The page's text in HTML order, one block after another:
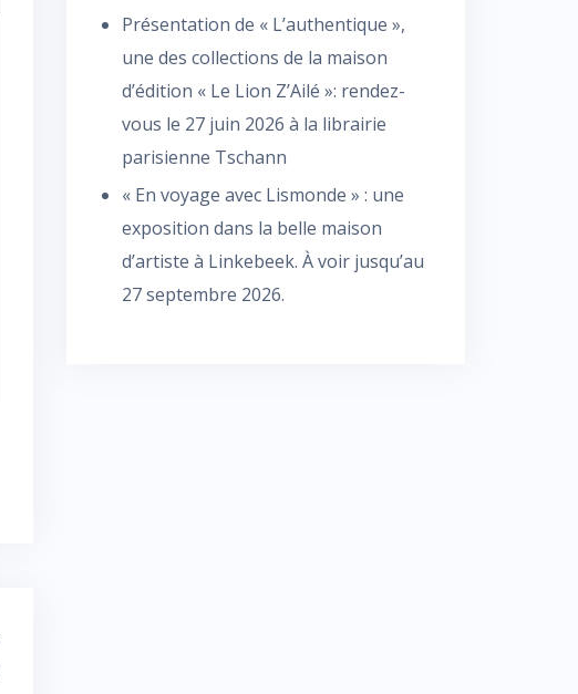
Présentation de « L’authentique »,
une des collections de la maison
d’édition « Le Lion Z’Ailé »: rendez-
vous le 27 juin 2026 à la librairie
parisienne Tschann
« En voyage avec Lismonde » : une
exposition dans la belle maison
d’artiste à Linkebeek. À voir jusqu’au
27 septembre 2026.